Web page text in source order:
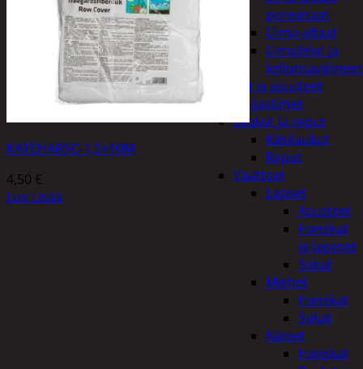
porealtaat
Uima-altaat
Uimalelut ja
kelluntavälineet
Vaatteet ja asusteet
Heijastimet
Laukut ja reput
Käsilaukut
Reput
Vaatteet
Lapset
Asusteet
Hanskat
ja lapaset
Sukat
Miehet
Hanskat
Sukat
Naiset
Hanskat
KATEHARSO 1,5×10M
4,50 €
Lue Lisää